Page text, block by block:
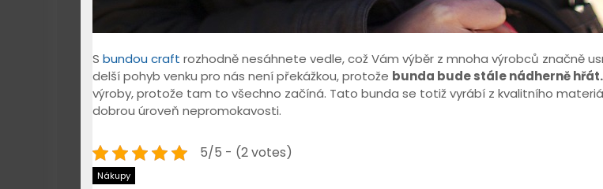
S bundou craft rozhodně nesáhnete vedle, což Vám výběr z mnoha výrobců značně
delší pohyb venku pro nás není překážkou, protože bunda bude stále nádherně hřát.
výroby, protože tam to všechno začíná. Tato bunda se totiž vyrábí z kvalitního
dobrou úroveň nepromokavosti.
5/5 - (2 votes)
Nákupy